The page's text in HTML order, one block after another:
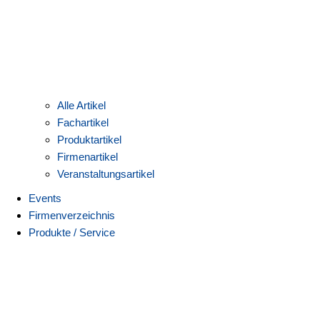
Alle Artikel
Fachartikel
Produktartikel
Firmenartikel
Veranstaltungsartikel
Events
Firmenverzeichnis
Produkte / Service